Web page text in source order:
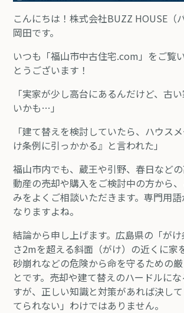
こんにちは！株式会社BUZZ HOUSE（
岡田です。
いつも「福山市中古住宅.com」をご覧
とうございます！
「実家が少し高台にあるんだけど、古
いかも…」
「建て替えを検討していたら、ハウス
け条例に引っかかる』と言われた」
福山市内でも、蔵王や引野、春日など
動産の売却や購入をご検討中の方から
みをよくご相談いただきます。専門用
なりますよね。
結論から申し上げます。広島県の「が
さ2mを超える斜面（がけ）の近くに家
砂崩れなどの危険から命を守るための
とです。売却や建て替えのハードルに
すが、 正しい知識と対策があれば決し
てられない」わけではありません。